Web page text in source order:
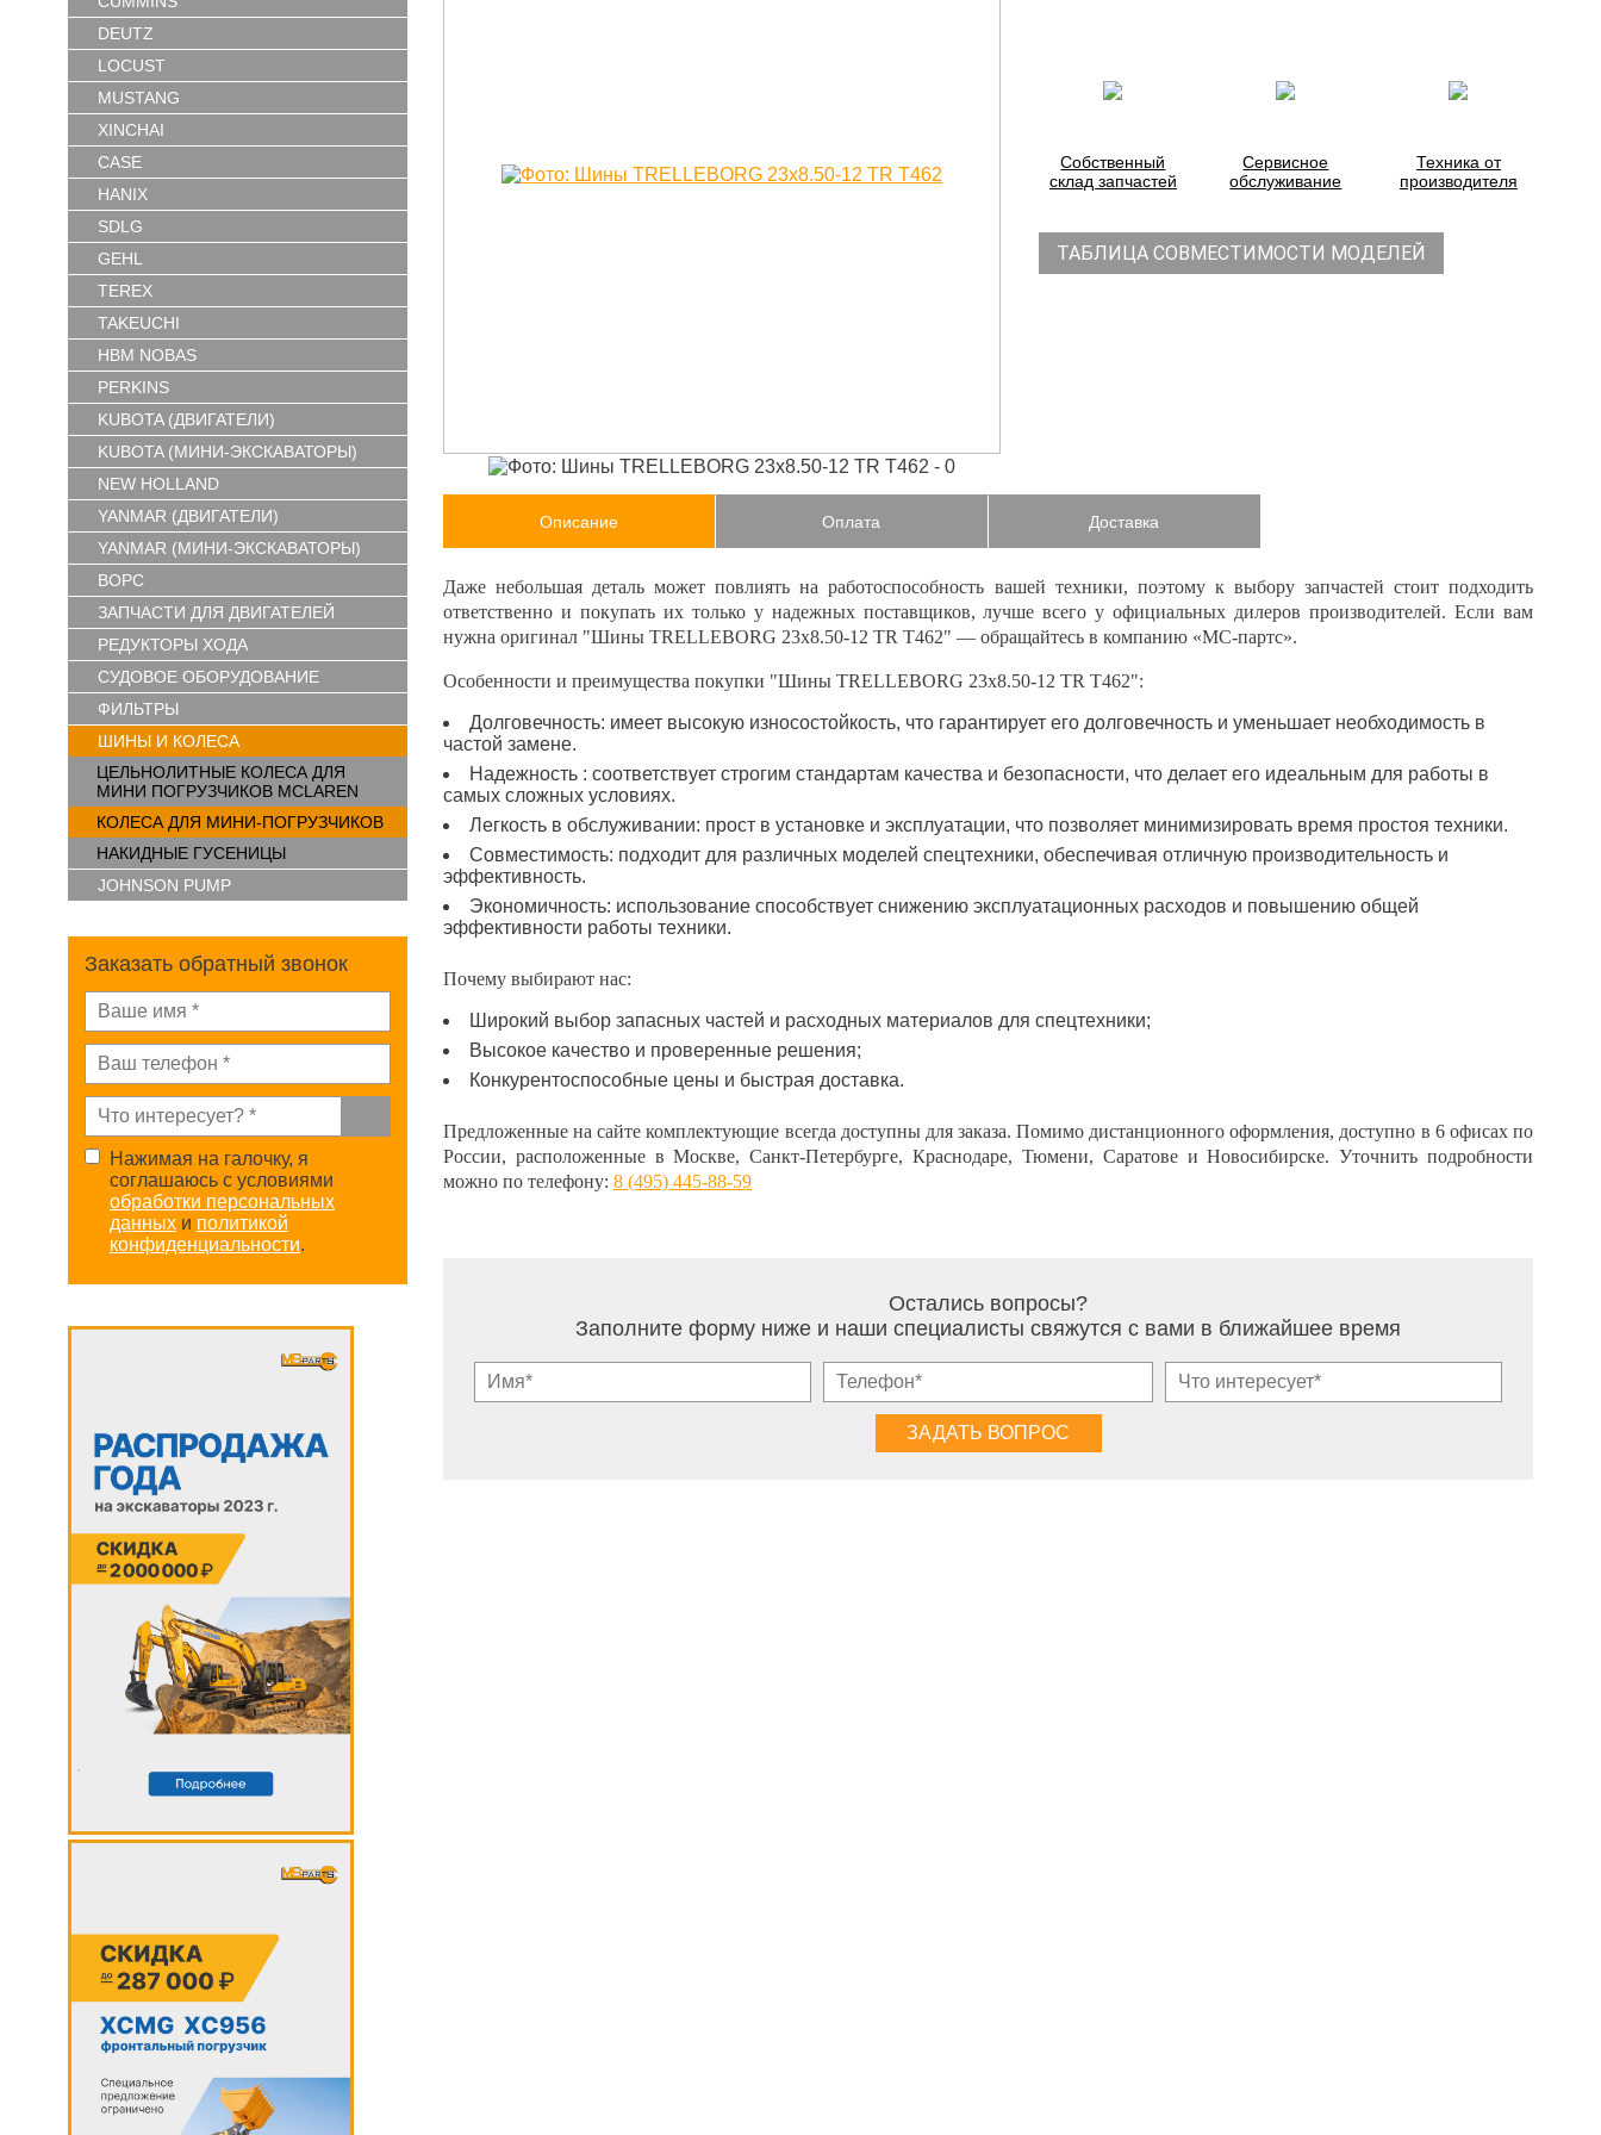
DEUTZ
LOCUST
MUSTANG
XINCHAI
CASE
HANIX
SDLG
GEHL
TEREX
TAKEUCHI
HBM NOBAS
PERKINS
KUBOTA (ДВИГАТЕЛИ)
KUBOTA (МИНИ-ЭКСКАВАТОРЫ)
NEW HOLLAND
YANMAR (ДВИГАТЕЛИ)
YANMAR (МИНИ-ЭКСКАВАТОРЫ)
ВОРС
ЗАПЧАСТИ ДЛЯ ДВИГАТЕЛЕЙ
РЕДУКТОРЫ ХОДА
СУДОВОЕ ОБОРУДОВАНИЕ
ФИЛЬТРЫ
ШИНЫ И КОЛЕСА
ЦЕЛЬНОЛИТНЫЕ КОЛЕСА ДЛЯ
МИНИ ПОГРУЗЧИКОВ MCLAREN
КОЛЕСА ДЛЯ МИНИ-ПОГРУЗЧИКОВ
НАКИДНЫЕ ГУСЕНИЦЫ
JOHNSON PUMP
Заказать обратный звонок
Нажимая на галочку, я
соглашаюсь с условиями
обработки персональных
данных и политикой
конфиденциальности.
Собственный
склад запчастей
Сервисное
обслуживание
Техника от
производителя
ТАБЛИЦА СОВМЕСТИМОСТИ МОДЕЛЕЙ
Описание Оплата Доставка
Даже небольшая деталь может повлиять на работоспособность вашей техники, поэтому к выбору запчастей стоит подходить
ответственно и покупать их только у надежных поставщиков, лучше всего у официальных дилеров производителей. Если вам
нужна оригинал "Шины TRELLEBORG 23x8.50-12 TR T462" — обращайтесь в компанию «МС-партс».
Особенности и преимущества покупки "Шины TRELLEBORG 23x8.50-12 TR T462":
Долговечность: имеет высокую износостойкость, что гарантирует его долговечность и уменьшает необходимость в
частой замене.
Надежность : соответствует строгим стандартам качества и безопасности, что делает его идеальным для работы в
самых сложных условиях.
Легкость в обслуживании: прост в установке и эксплуатации, что позволяет минимизировать время простоя техники.
Совместимость: подходит для различных моделей спецтехники, обеспечивая отличную производительность и
эффективность.
Экономичность: использование способствует снижению эксплуатационных расходов и повышению общей
эффективности работы техники.
Почему выбирают нас:
Широкий выбор запасных частей и расходных материалов для спецтехники;
Высокое качество и проверенные решения;
Конкурентоспособные цены и быстрая доставка.
Предложенные на сайте комплектующие всегда доступны для заказа. Помимо дистанционного оформления, доступно в 6 офисах по
России, расположенные в Москве, Санкт-Петербурге, Краснодаре, Тюмени, Саратове и Новосибирске. Уточнить подробности
можно по телефону: 8 (495) 445-88-59
Остались вопросы?
Заполните форму ниже и наши специалисты свяжутся с вами в ближайшее время